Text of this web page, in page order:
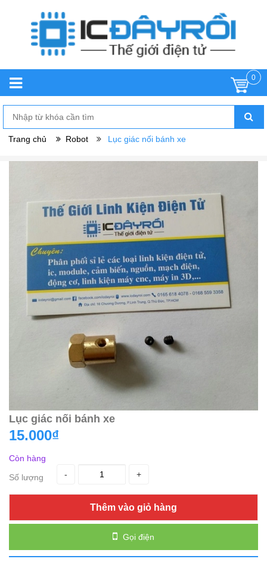
0
Trang chủ Robot Lục giác nối bánh xe
Lục giác nối bánh xe
15.000₫
Còn hàng
Số lượng
- +
Thêm vào giỏ hàng
Gọi điện